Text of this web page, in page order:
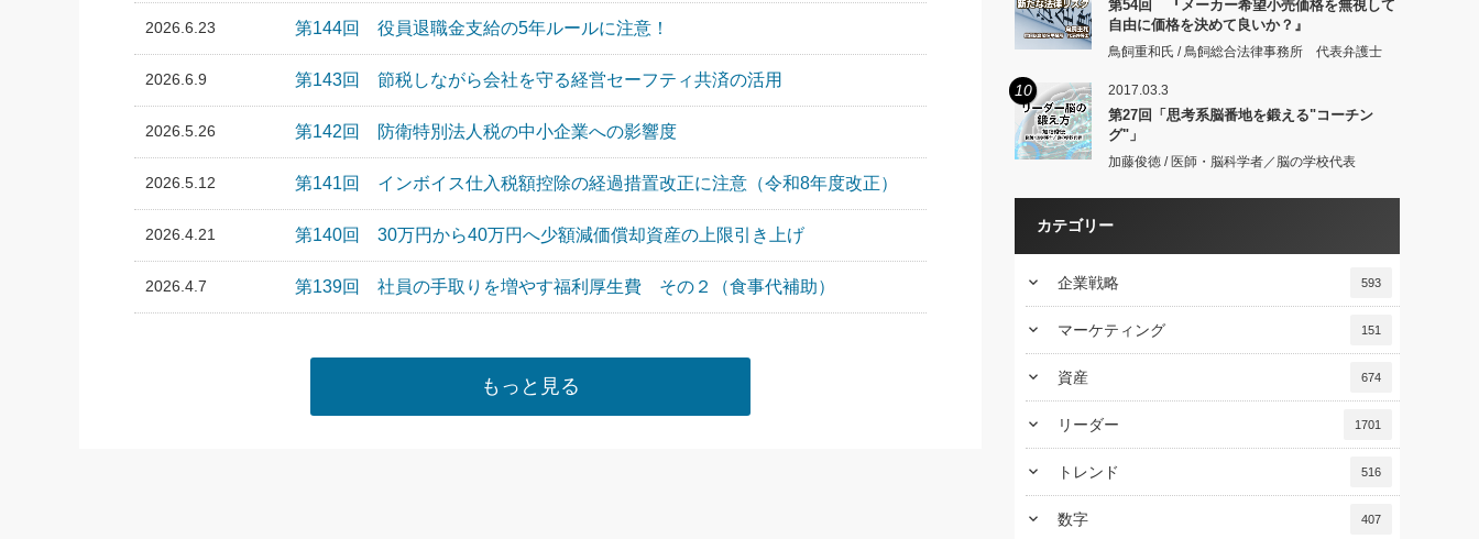
2026.6.23 第144回 役員退職金支給の5年ルールに注意！
2026.6.9 第143回 節税しながら会社を守る経営セーフティ共済の活用
2026.5.26 第142回 防衛特別法人税の中小企業への影響度
2026.5.12 第141回 インボイス仕入税額控除の経過措置改正に注意（令和8年度改正）
2026.4.21 第140回 30万円から40万円へ少額減価償却資産の上限引き上げ
2026.4.7 第139回 社員の手取りを増やす福利厚生費 その２（食事代補助）
もっと見る
第54回 『メーカー希望小売価格を無視して
自由に価格を決めて良いか？』
鳥飼重和氏 / 鳥飼総合法律事務所 代表弁護士
10 2017.03.3
第27回「思考系脳番地を鍛える"コーチン
グ"」
加藤俊徳 / 医師・脳科学者／脳の学校代表
カテゴリー
keyboard_arrow_down 企業戦略 593
keyboard_arrow_down マーケティング 151
keyboard_arrow_down 資産 674
keyboard_arrow_down リーダー 1701
keyboard_arrow_down トレンド 516
keyboard_arrow_down 数字 407